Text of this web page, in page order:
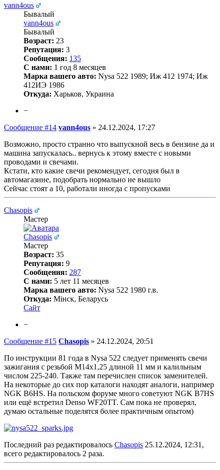
vann4ous
Бывалый
vann4ous
Бывалый
Возраст: 23
Репутация: 3
Сообщения: 135
С нами: 1 год 8 месяцев
Марка вашего авто: Nysa 522 1989; Иж 412 1974; Иж
412ИЭ 1986
Откуда: Харьков, Украина
−
Сообщение #14 vann4ous » 24.12.2024, 17:27
Возможно, просто странно что выпускной весь в бензине да и
машина запускалась.. вернусь к этому вместе с новыми
проводами и свечами.
Кстати, кто какие свечи рекомендует, сегодня был в
автомагазине, подобрать нормально не вышло
Сейчас стоят а 10, работали иногда с пропусками
Chasopis
Мастер
Chasopis
Мастер
Возраст: 35
Репутация: 9
Сообщения: 287
С нами: 5 лет 11 месяцев
Марка вашего авто: Nysa 522 1980 г.в.
Откуда: Мінск, Беларусь
Сайт
−
Сообщение #15 Chasopis » 24.12.2024, 20:51
По инструкции 81 года в Nysa 522 следует применять свечи
зажигания с резьбой М14х1,25 длиной 11 мм и калильным
числом 225-240. Также там перечислен список заменителей.
На некоторые до сих пор каталоги находят аналоги, например
NGK B6HS. На польском форуме много советуют NGK B7HS
или ещё встретил Denso WF20TT. Сам пока не проверял,
думаю остальные поделятся более практичным опытом)
Последний раз редактировалось Chasopis 25.12.2024, 12:31,
всего редактировалось 2 раза.